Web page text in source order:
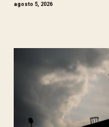
agosto 5, 2026